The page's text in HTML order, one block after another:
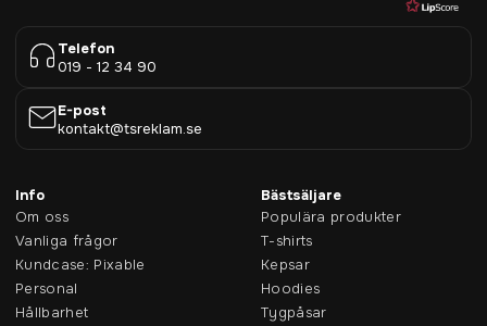
Telefon
019 - 12 34 90
E-post
kontakt@tsreklam.se
Info
Om oss
Vanliga frågor
Kundcase: Pixable
Personal
Hållbarhet
Bästsäljare
Populära produkter
T-shirts
Kepsar
Hoodies
Tygpåsar